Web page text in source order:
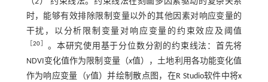
时，能够有效排除限制变量以外的其他因素对响应变量的
干扰，以分析限制变量对响应变量的约束效应及阈值
［20
。本研究使用基于分位数分割的约束线法：首先将
NDVI变化值作为限制变量（x值），土地利用各功能变化值
作为响应变量（y值）并绘制散点图，在R Studio软件中将x